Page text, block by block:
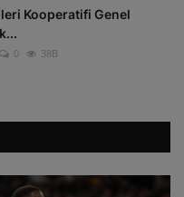
Kooperatifi Genel
0 38B